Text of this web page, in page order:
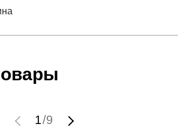
Rise 3 Novelty
есть в самом конце счета, который
1/9